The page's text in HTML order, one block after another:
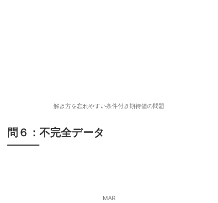
解き方を忘れやすい条件付き期待値の問題
問６：不完全データ
MAR